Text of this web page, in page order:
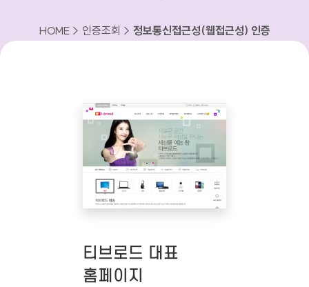
HOME > 인증조회 > 정보통신접근성(웹접근성) 인증
티브로드 대표
홈페이지